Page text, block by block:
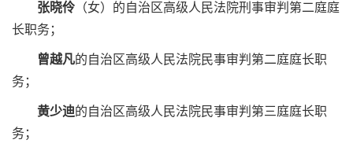
张晓伶 （女）的自治区高级人民法院刑事审判第二庭庭
长职务；
曾越凡的自治区高级人民法院民事审判第二庭庭长职
务；
黄少迪的自治区高级人民法院民事审判第三庭庭长职
务；